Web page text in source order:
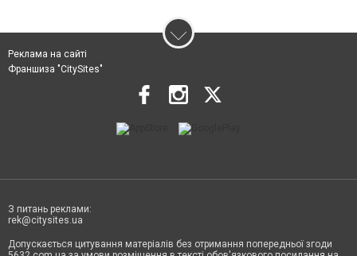
Реклама на сайті
Франшиза "CitySites"
З питань реклами:
rek@citysites.ua
Допускається цитування матеріалів без отримання попередньої згоди